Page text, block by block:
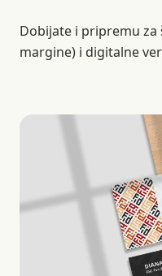
Dobijate i pripremu za
margine) i digitalne